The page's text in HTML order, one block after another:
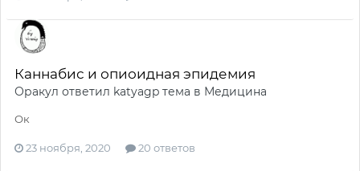
Каннабис и опиоидная эпидемия
Оракул ответил katyagp тема в Медицина
Ок
23 ноября, 2020 20 ответов